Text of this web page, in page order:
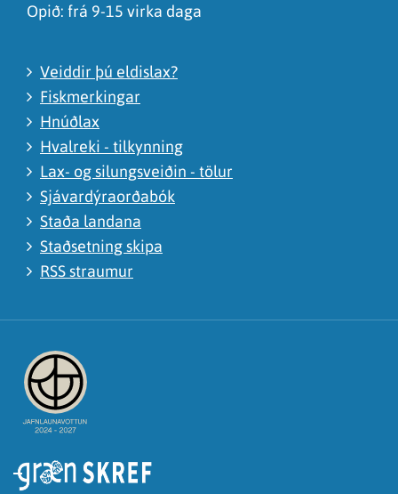
Opið: frá 9-15 virka daga
Veiddir þú eldislax?
Fiskmerkingar
Hnúðlax
Hvalreki - tilkynning
Lax- og silungsveiðin - tölur
Sjávardýraorðabók
Staða landana
Staðsetning skipa
RSS straumur